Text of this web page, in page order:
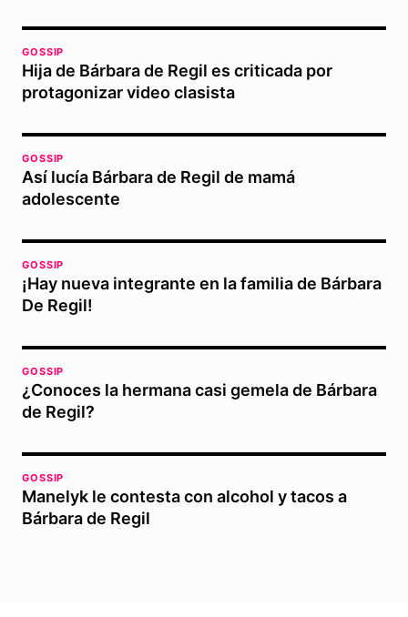
GOSSIP
Hija de Bárbara de Regil es criticada por
protagonizar video clasista
GOSSIP
Así lucía Bárbara de Regil de mamá
adolescente
GOSSIP
¡Hay nueva integrante en la familia de Bárbara
De Regil!
GOSSIP
¿Conoces la hermana casi gemela de Bárbara
de Regil?
GOSSIP
Manelyk le contesta con alcohol y tacos a
Bárbara de Regil